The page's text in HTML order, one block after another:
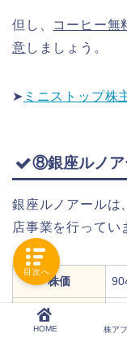
但し、 コーヒー無
意 しましょう。
➤ ミニストップ株
⑧銀座ルノア
銀座ルノアールは
店事業を行ってい
株価
最低必要投資額
HOME 株ア
目次へ